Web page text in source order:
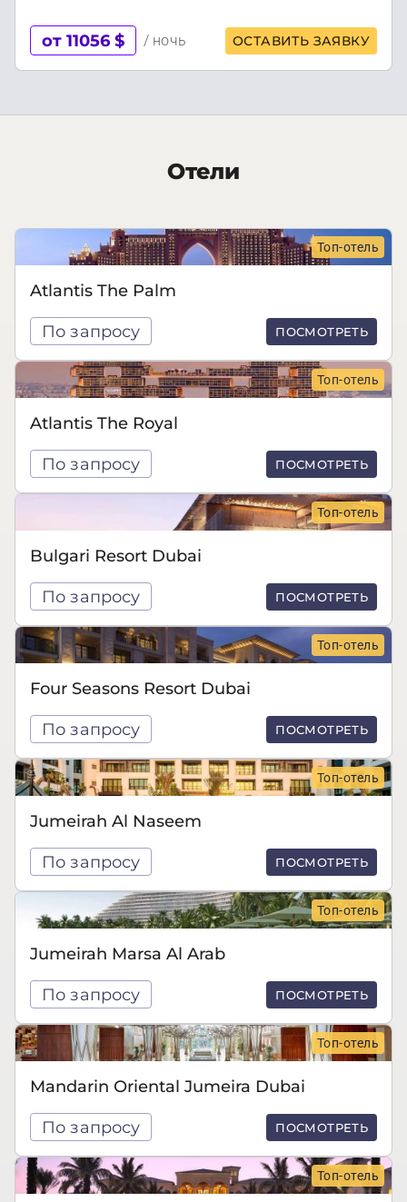
от 11056 $ / ночь ОСТАВИТЬ ЗАЯВКУ
Отели
Топ-отель
Atlantis The Palm
По запросу ПОСМОТРЕТЬ
Топ-отель
Atlantis The Royal
По запросу ПОСМОТРЕТЬ
Топ-отель
Bulgari Resort Dubai
По запросу ПОСМОТРЕТЬ
Топ-отель
Four Seasons Resort Dubai
По запросу ПОСМОТРЕТЬ
Топ-отель
Jumeirah Al Naseem
По запросу ПОСМОТРЕТЬ
Топ-отель
Jumeirah Marsa Al Arab
По запросу ПОСМОТРЕТЬ
Топ-отель
Mandarin Oriental Jumeira Dubai
По запросу ПОСМОТРЕТЬ
Топ-отель